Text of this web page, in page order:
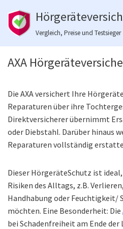
Zum
Vergleich, Preise und Testsieger
AXA
Die AXA versichert Ihre
Reparaturen über ihre
Direktversicherer übernimmt
oder Diebstahl. Darüber hinaus
Reparaturen vollständig
Dieser HörgeräteSchutz ist
Risiken des Alltags, z.B.
Handhabung oder Feuchtigkeit/
möchten. Eine Besonderheit: Die
bei Schadenfreiheit am Ende